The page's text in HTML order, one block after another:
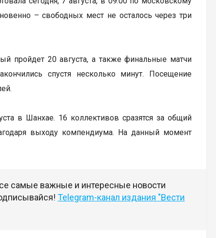
– свободных мест не осталось через три
пройдет 20 августа, а также финальные матчи
спустя несколько минут. Посещение
в Шанхае. 16 коллективов сразятся за общий
выходу компендиума. На данный момент
самые важные и интересные новости
Telegram-канал издания "Вести